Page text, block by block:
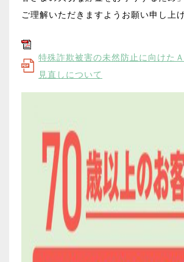
ご理解いただきますようお願い申し上げ
特殊詐欺被害の未然防止に向けた
見直しについて